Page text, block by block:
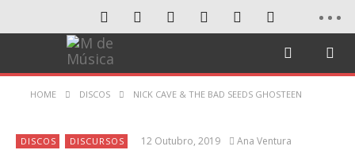
HOME DISCOS NICK CAVE & THE BAD SEEDS GHOSTEEN
DISCOS DISCURSOS 12 Outubro, 2019 Ana Ventura